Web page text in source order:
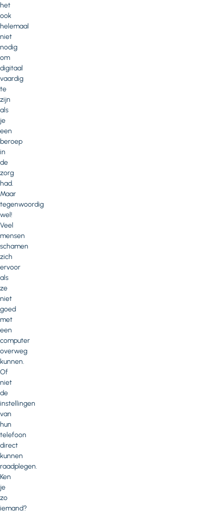
het
ook
helemaal
niet
nodig
om
digitaal
vaardig
te
zijn
als
je
een
beroep
in
de
zorg
had.
Maar
tegenwoordig
wel!
Veel
mensen
schamen
zich
ervoor
als
ze
niet
goed
met
een
computer
overweg
kunnen.
Of
niet
de
instellingen
van
hun
telefoon
direct
kunnen
raadplegen.
Ken
je
zo
iemand?